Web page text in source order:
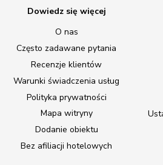
Dowiedz się więcej
O nas
Często zadawane pytania
Recenzje klientów
Warunki świadczenia usług
Polityka prywatności
Mapa witryny
Dodanie obiektu
Bez afiliacji hotelowych